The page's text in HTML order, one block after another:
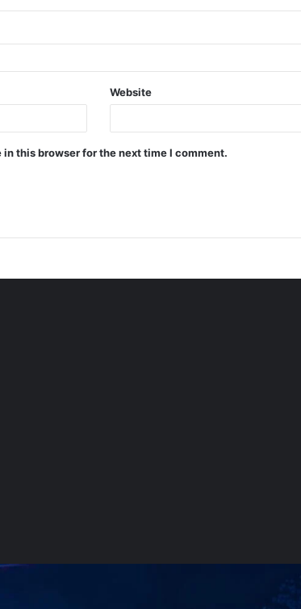
Website
this browser for the next time I comment.